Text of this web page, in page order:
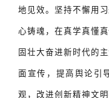
地见效。坚持不懈用
心铸魂，在真学真懂
固壮大奋进新时代的
面宣传，提高舆论引
观，改进创新精神文